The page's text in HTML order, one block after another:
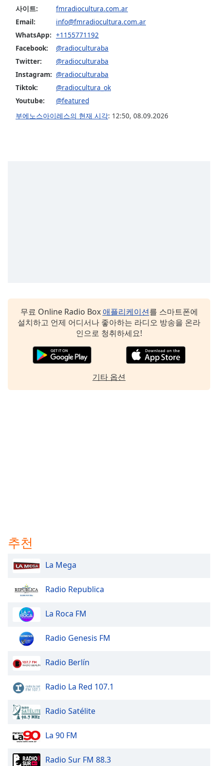
Family
Reset
Done
Close
Dialog
window.
사이트:
fmradiocultura.com.ar
Email:
info@fmradiocultura.com.ar
WhatsApp: +1155771192
Facebook:
@radioculturaba
Twitter:
@radioculturaba
Instagram: @radioculturaba
Tiktok:
@radiocultura_ok
Youtube:
@featured
부에노스아이레스의 현재 시각: 12:50, 08.09.2026
무료 Online Radio Box 애플리케이션를 스마트폰에
설치하고 언제 어디서나 좋아하는 라디오 방송을 온라
인으로 청취하세요!
기타 옵션
추천
La Mega
Radio Republica
La Roca FM
Radio Genesis FM
Radio Berlín
Radio La Red 107.1
Radio Satélite
La 90 FM
Radio Sur FM 88.3